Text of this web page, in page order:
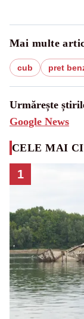
Mai multe
cub pret
Urmărește
Google News
CELE MAI
1